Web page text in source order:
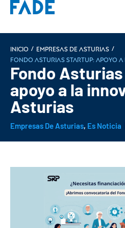
INICIO / Empresas de Asturias /
Fondo Asturias Startup: apoyo
Fondo
apoyo a la
Asturias
Empresas De Asturias, Es Noticia